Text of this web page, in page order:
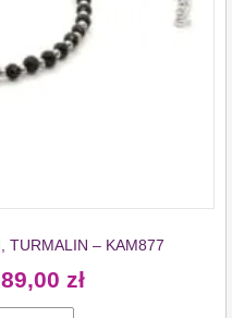
TURMALIN – KAM877
89,00 zł